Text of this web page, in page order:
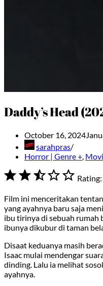
Daddy’s Head
October 16, 2024
sarahpras
Horror | Genre +,
⭐
Film ini menceritakan
yang ayahnya baru saja
ibu tirinya di sebuah rumah
ibunya dikubur di taman
Disaat keduanya masih
Isaac mulai mendengar
dinding. Lalu ia melihat
ayahnya.